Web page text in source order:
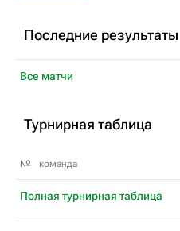
Последние результаты
Все матчи
Турнирная таблица
№ команда
Полная турнирная таблица